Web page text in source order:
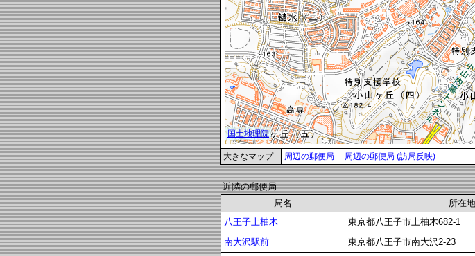
大きなマップ 周辺の郵便局 周辺の郵便局 (訪局反映)
近隣の郵便局
局名
所在地
八王子上柚木
東京都八王子市上柚木682-1
南大沢駅前
東京都八王子市南大沢2-23